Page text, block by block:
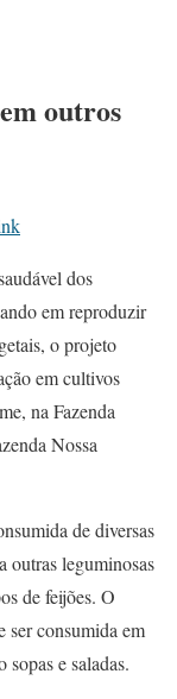
outros
dos
em reproduzir
o projeto
em cultivos
na Fazenda
Nossa
de diversas
outras leguminosas
de feijões. O
ser consumida em
e saladas.